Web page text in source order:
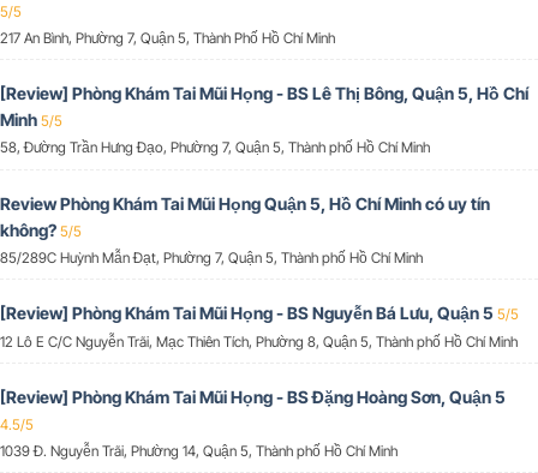
5/5
217 An Bình, Phường 7, Quận 5, Thành Phố Hồ Chí Minh
[Review] Phòng Khám Tai Mũi Họng - BS Lê Thị Bông, Quận 5, Hồ Chí
Minh 5/5
58, Đường Trần Hưng Đạo, Phường 7, Quận 5, Thành phố Hồ Chí Minh
Review Phòng Khám Tai Mũi Họng Quận 5, Hồ Chí Minh có uy tín
không? 5/5
85/289C Huỳnh Mẫn Đạt, Phường 7, Quận 5, Thành phố Hồ Chí Minh
[Review] Phòng Khám Tai Mũi Họng - BS Nguyễn Bá Lưu, Quận 5 5/5
12 Lô E C/C Nguyễn Trãi, Mạc Thiên Tích, Phường 8, Quận 5, Thành phố Hồ Chí Minh
[Review] Phòng Khám Tai Mũi Họng - BS Đặng Hoàng Sơn, Quận 5
4.5/5
1039 Đ. Nguyễn Trãi, Phường 14, Quận 5, Thành phố Hồ Chí Minh